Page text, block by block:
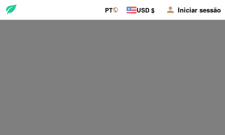
PT USD $ Iniciar sessão